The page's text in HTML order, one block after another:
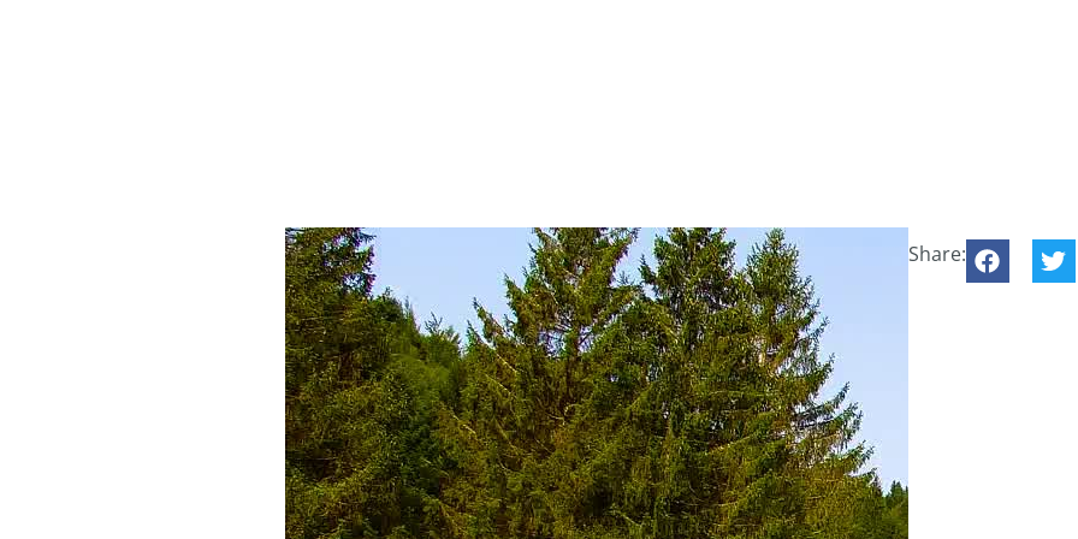
Share: